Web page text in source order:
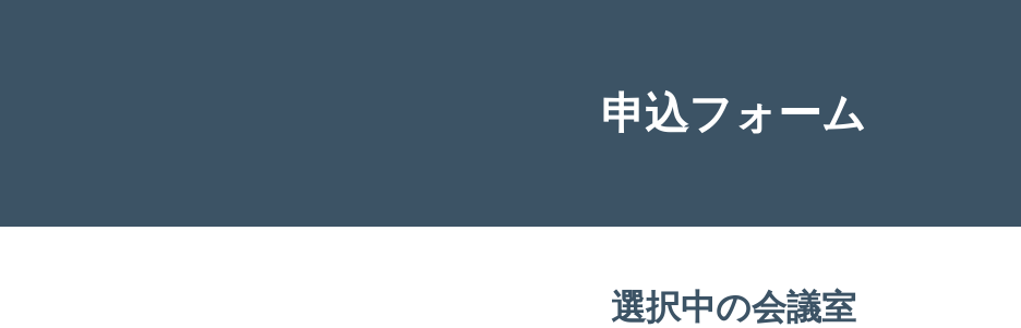
申込フォーム
選択中の会議室